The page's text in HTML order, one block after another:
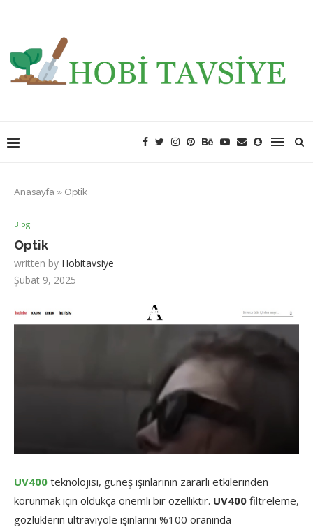
Anasayfa » Optik
Blog
Optik
written by Hobitavsiye
Şubat 9, 2025
UV400 teknolojisi, güneş ışınlarının zararlı etkilerinden
korunmak için oldukça önemli bir özelliktir. UV400 filtreleme,
gözlüklerin ultraviyole ışınlarını %100 oranında